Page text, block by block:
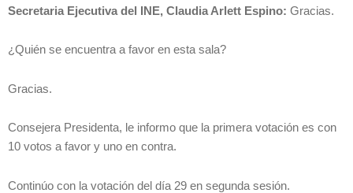
Secretaria Ejecutiva del INE, Claudia Arlett Espino: Gracias.
¿Quién se encuentra a favor en esta sala?
Gracias.
Consejera Presidenta, le informo que la primera votación es con
10 votos a favor y uno en contra.
Continúo con la votación del día 29 en segunda sesión.